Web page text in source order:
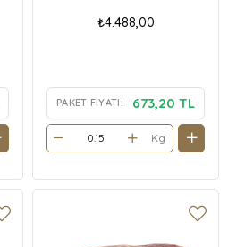
₺4.488,00
PAKET FIYATI: 673,20 TL
Kg